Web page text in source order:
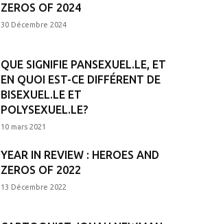
ZEROS OF 2024
30 Décembre 2024
QUE SIGNIFIE PANSEXUEL.LE, ET
EN QUOI EST-CE DIFFÉRENT DE
BISEXUEL.LE ET
POLYSEXUEL.LE?
10 mars 2021
YEAR IN REVIEW : HEROES AND
ZEROS OF 2022
13 Décembre 2022